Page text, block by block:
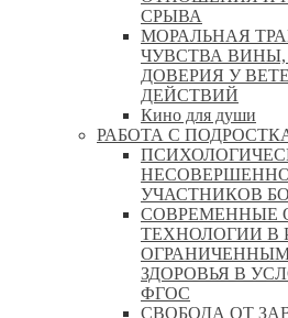
СРЫВА
МОРАЛЬНАЯ
ЧУВСТВА
ДОВЕРИЯ У
ДЕЙСТВИЙ
Кино для души
РАБОТА С
УЧАСТНИКОВ
СОВРЕМЕННЫЕ
ТЕХНОЛОГИИ В
ЗДОРОВЬЯ В
ФГОС
СВОБОДА ОТ